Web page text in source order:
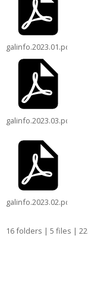
galinfo.2023.01.pdf
galinfo.2023.03.pdf
galinfo.2023.02.pdf
16 folders | 5 files |